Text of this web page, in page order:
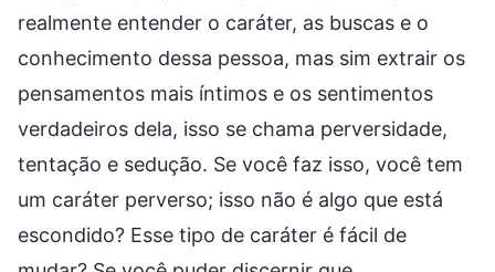
realmente entender o caráter, as buscas e o
conhecimento dessa pessoa, mas sim extrair os
pensamentos mais íntimos e os sentimentos
verdadeiros dela, isso se chama perversidade,
tentação e sedução. Se você faz isso, você tem
um caráter perverso; isso não é algo que está
escondido? Esse tipo de caráter é fácil de